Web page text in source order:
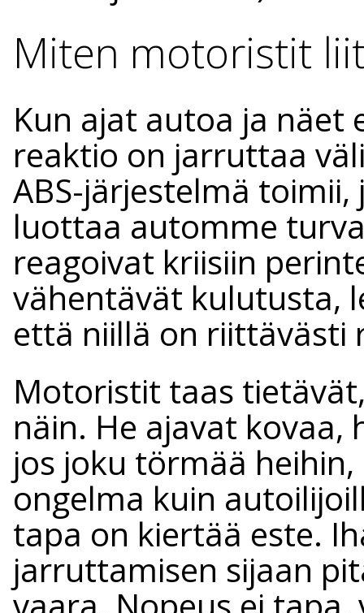
Miten motoristit
Kun ajat autoa ja näet
reaktio on jarruttaa
ABS-järjestelmä
luottaa automme
reagoivat kriisiin
vähentävät kulutusta,
että niillä on riittävästi
Motoristit taas
näin. He ajavat kovaa,
jos joku törmää
ongelma kuin
tapa on kiertää este.
jarruttamisen sijaan